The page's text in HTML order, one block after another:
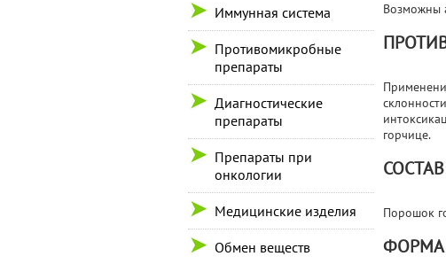
Иммунная система
Противомикробные
препараты
Диагностические
препараты
Препараты при
онкологии
Медицинские изделия
Обмен веществ
Возможны
горчице.
СОСТАВ
Порошок
ФОРМА